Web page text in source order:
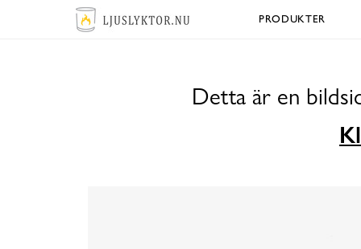
PRODUKTER
Detta är en